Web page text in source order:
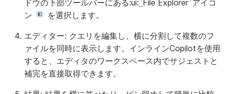
ドウの下部ツールバーにある:ui:`File Explorer`アイコ
ン
を選択します。
エディター: クエリを編集し、横に分割して複数のフ
ァイルを同時に表示します。インラインCopilotを使用
すると、エディタのワークスペース内でサジェストと
補完を直接取得できます。